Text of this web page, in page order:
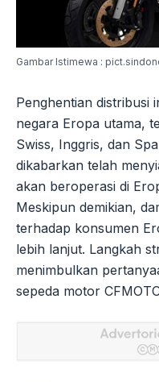
Gambar Istimewa :
Penghentian distribusi
negara Eropa utama,
Swiss, Inggris, dan
dikabarkan telah
akan beroperasi di
Meskipun demikian,
terhadap konsumen
lebih lanjut. Langkah
menimbulkan
sepeda motor